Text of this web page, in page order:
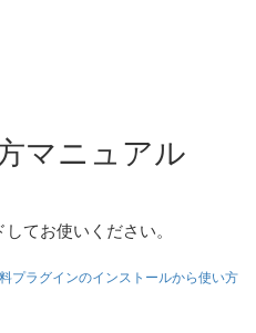
マニュアル
てお使いください。
プラグインのインストールから使い方